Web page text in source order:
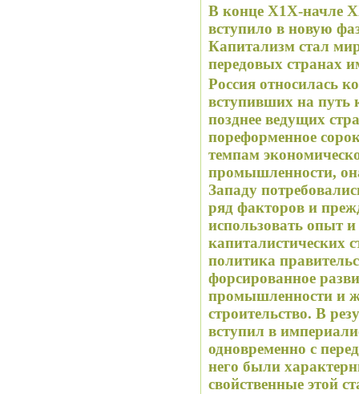
В конце Х1Х-начле
вступило в новую
Капитализм стал
передовых странах
Россия относилась
вступивших на путь
позднее ведущих
пореформенное
темпам
промышленности,
Западу
ряд факторов и
использовать опыт
капиталистических
политика
форсированное
промышленности и
строительство. В
вступил в
одновременно с
него были
свойственные этой